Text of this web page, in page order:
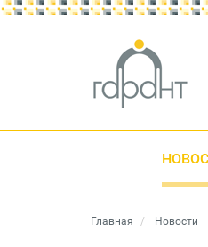
Главная Новости